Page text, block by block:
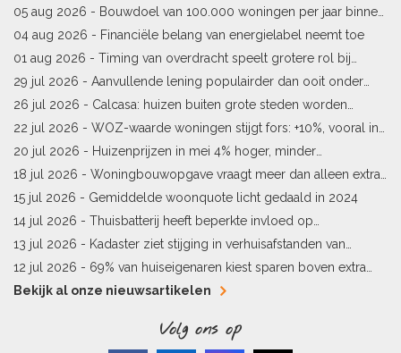
bestaande woningen stijgt
05 aug 2026 - Bouwdoel van 100.000 woningen per jaar binnen
bereik
04 aug 2026 - Financiële belang van energielabel neemt toe
01 aug 2026 - Timing van overdracht speelt grotere rol bij
woningprijs
29 jul 2026 - Aanvullende lening populairder dan ooit onder
starters
26 jul 2026 - Calcasa: huizen buiten grote steden worden
sneller meer waard
22 jul 2026 - WOZ-waarde woningen stijgt fors: +10%, vooral in
Limburg en Pekela
20 jul 2026 - Huizenprijzen in mei 4% hoger, minder
woningverkopen
18 jul 2026 - Woningbouwopgave vraagt meer dan alleen extra
vergunningen
15 jul 2026 - Gemiddelde woonquote licht gedaald in 2024
14 jul 2026 - Thuisbatterij heeft beperkte invloed op
energielabel
13 jul 2026 - Kadaster ziet stijging in verhuisafstanden van
kopers
12 jul 2026 - 69% van huiseigenaren kiest sparen boven extra
hypotheekaflossing
Bekijk al onze nieuwsartikelen
Volg ons op